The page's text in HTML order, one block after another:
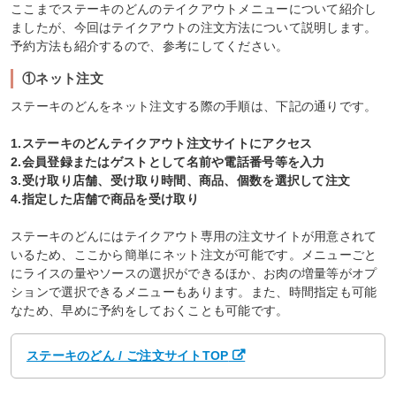
ここまでステーキのどんのテイクアウトメニューについて紹介し
ましたが、今回はテイクアウトの注文方法について説明します。
予約方法も紹介するので、参考にしてください。
①ネット注文
ステーキのどんをネット注文する際の手順は、下記の通りです。
1.ステーキのどんテイクアウト注文サイトにアクセス
2.会員登録またはゲストとして名前や電話番号等を入力
3.受け取り店舗、受け取り時間、商品、個数を選択して注文
4.指定した店舗で商品を受け取り
ステーキのどんにはテイクアウト専用の注文サイトが用意されて
いるため、ここから簡単にネット注文が可能です。メニューごと
にライスの量やソースの選択ができるほか、お肉の増量等がオプ
ションで選択できるメニューもあります。また、時間指定も可能
なため、早めに予約をしておくことも可能です。
ステーキのどん / ご注文サイトTOP